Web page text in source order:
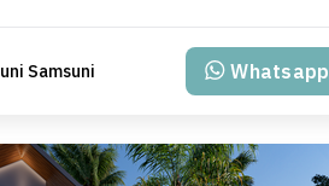
Samsuni Whatsapp